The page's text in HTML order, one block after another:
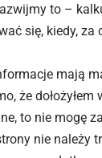
to –
się, kiedy, za
mają
że
to nie mogę
nie należy